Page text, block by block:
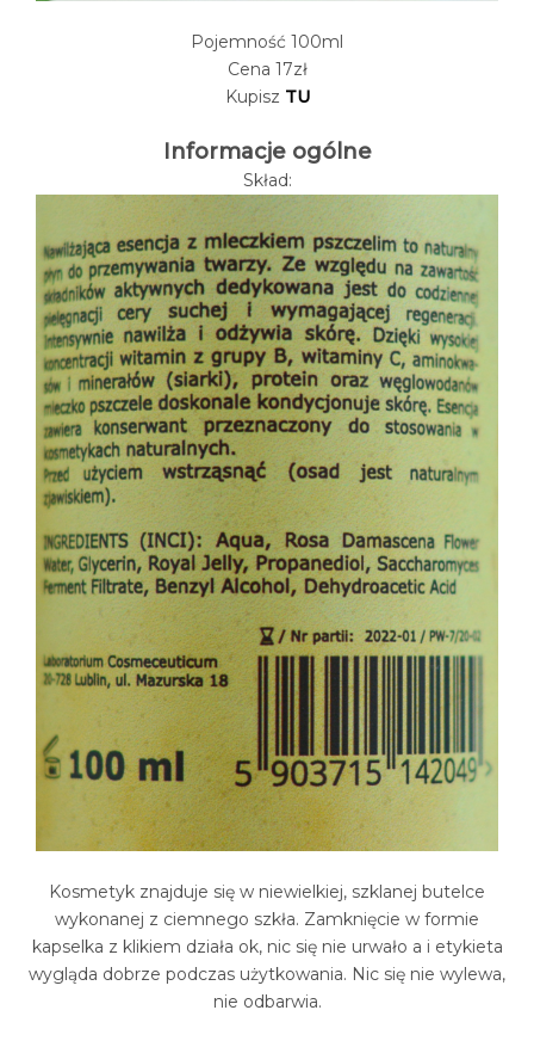
Pojemność 100ml
Cena 17zł
Kupisz TU
Informacje ogólne
Skład:
Kosmetyk znajduje się w niewielkiej, szklanej butelce
wykonanej z ciemnego szkła. Zamknięcie w formie
kapselka z klikiem działa ok, nic się nie urwało a i etykieta
wygląda dobrze podczas użytkowania. Nic się nie wylewa,
nie odbarwia.